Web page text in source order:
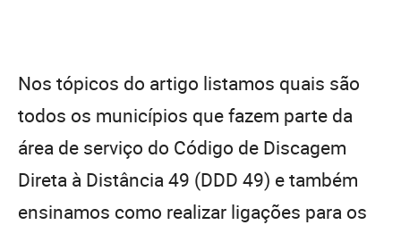
Nos tópicos do artigo listamos quais são
todos os municípios que fazem parte da
área de serviço do Código de Discagem
Direta à Distância 49 (DDD 49) e também
ensinamos como realizar ligações para os